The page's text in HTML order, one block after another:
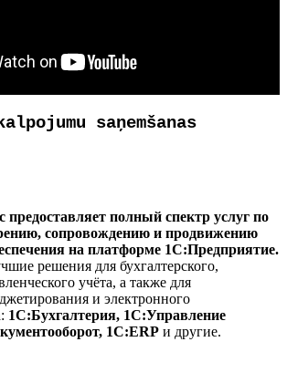
saņemšanas
полный спектр услуг по
сопровождению и продвижению
на платформе 1С:Предприятие.
решения для бухгалтерского,
учёта, а также для
и электронного
1С:Бухгалтерия, 1С:Управление
1С:ERP и другие.